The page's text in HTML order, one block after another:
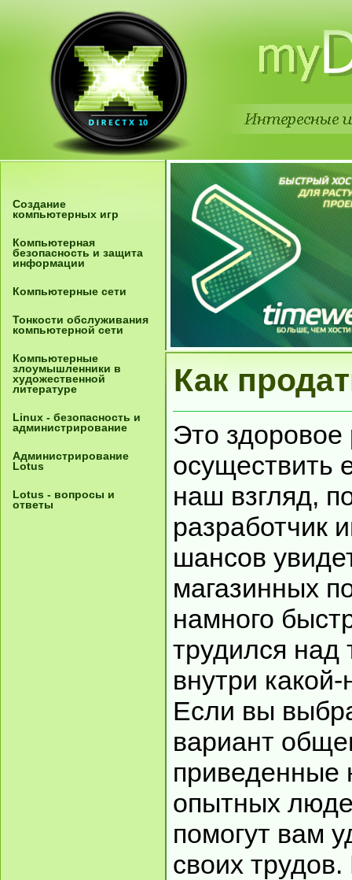
Создание
компьютерных игр
Компьютерная
безопасность и защита
информации
Компьютерные сети
Тонкости обслуживания
компьютерной сети
Компьютерные
злоумышленники в
художественной
литературе
Linux - безопасность и
администрирование
Администрирование
Lotus
Lotus - вопросы и
ответы
Как
Это
осуществить
наш взгляд,
разработчик
шансов
магазинных
намного
трудился над
внутри
Если вы
вариант
приведенные
опытных
помогут вам
своих